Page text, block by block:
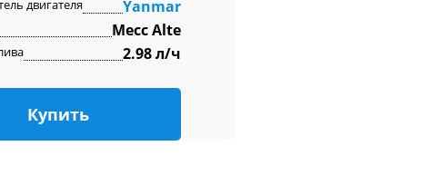
двигателя Yanmar
Mecc Alte
2.98 л/ч
Купить